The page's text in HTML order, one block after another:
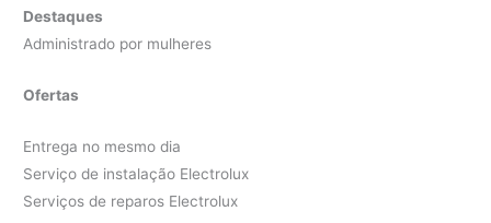
Destaques
Administrado por mulheres
Ofertas
Entrega no mesmo dia
Serviço de instalação Electrolux
Serviços de reparos Electrolux